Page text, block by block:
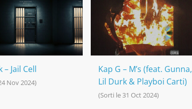
– Jail Cell
Nov 2024)
Kap G – M’s (feat. Gunna,
Lil Durk & Playboi Carti)
(Sorti le 31 Oct 2024)